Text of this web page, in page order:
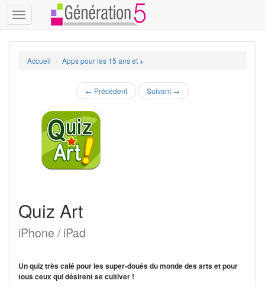
Toggle
navigation
Accueil Apps pour les 15 ans et +
← Précédent Suivant →
Quiz Art
iPhone / iPad
Un quiz très calé pour les super-doués du monde des arts et pour
tous ceux qui désirent se cultiver !